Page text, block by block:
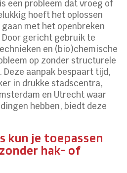
een probleem dat vroeg of
hoeft het oplossen
met het openbreken
gericht gebruik te
en (bio)chemische
op zonder structurele
Deze aanpak bespaart tijd,
in drukke stadscentra,
en Utrecht waar
hebben, biedt deze
kun je toepassen
hak- of